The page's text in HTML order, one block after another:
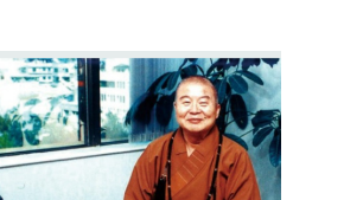
傅利曼（Milton Friedman）的核
，一舉擊碎當時社會習慣於保
施捨的傳統心態，提醒大眾「享
代價」。這句名言不僅迅速在台
、榮獲國際獎項，啟蒙無數大眾
鍵現代經濟思維。